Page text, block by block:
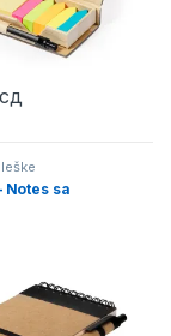
may be chosen
has multiple
Notes sa